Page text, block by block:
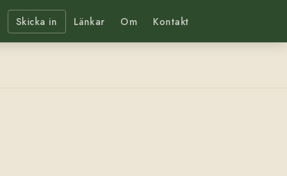
Skicka in Länkar Om Kontakt